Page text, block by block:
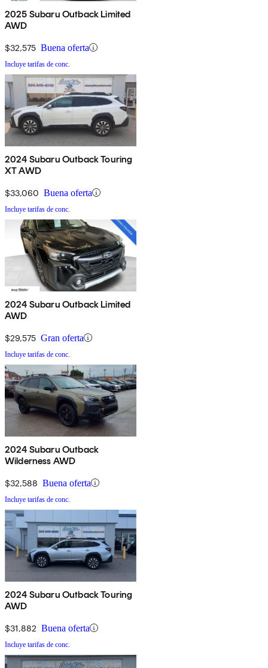
2025 Subaru Outback Limited
AWD
$32,575 Buena oferta
Incluye tarifas de conc.
2024 Subaru Outback Touring
XT AWD
$33,060 Buena oferta
Incluye tarifas de conc.
2024 Subaru Outback Limited
AWD
$29,575 Gran oferta
Incluye tarifas de conc.
2024 Subaru Outback
Wilderness AWD
$32,588 Buena oferta
Incluye tarifas de conc.
2024 Subaru Outback Touring
AWD
$31,882 Buena oferta
Incluye tarifas de conc.